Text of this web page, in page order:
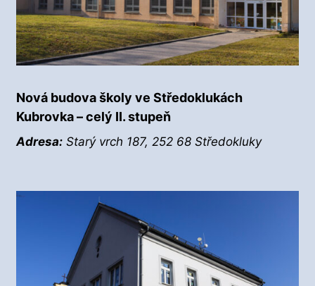
Nová budova školy ve Středoklukách
Kubrovka – celý II. stupeň
Adresa: Starý vrch 187, 252 68 Středokluky